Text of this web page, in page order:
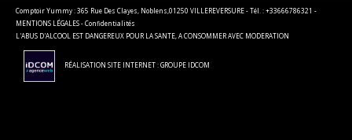
Comptoir Yummy : 365 Rue Des Clayes, Noblens,01250 VILLEREVERSURE - Tél. : +33666786321 -
MENTIONS LÉGALES-Confidentialités
L'ABUS D'ALCOOL EST DANGEREUX POUR LA SANTE, A CONSOMMER AVEC MODERATION
RÉALISATION SITE INTERNET : GROUPE IDCOM